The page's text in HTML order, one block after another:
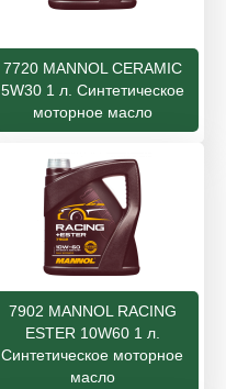
7720 MANNOL CERAMIC
5W30 1 л. Синтетическое
моторное масло
7902 MANNOL RACING
ESTER 10W60 1 л.
Синтетическое моторное
масло